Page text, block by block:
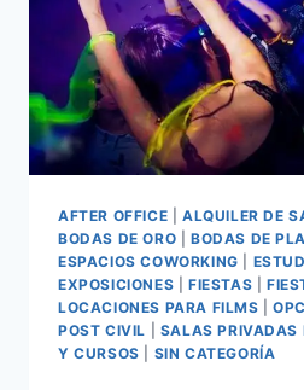
AFTER OFFICE ALQUILER DE
BODAS DE ORO
BODAS DE
ESPACIOS COWORKING
EXPOSICIONES
FIESTAS
LOCACIONES PARA FILMS |
POST CIVIL
SALAS PRIVADAS
Y CURSOS
SIN CATEGORÍA